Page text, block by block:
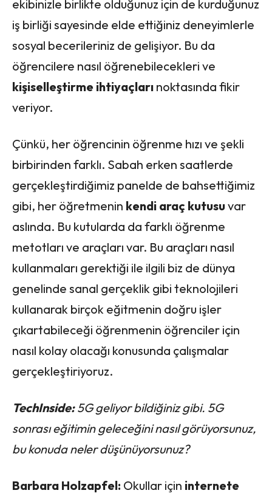
ekibinizle birlikte olduğunuz için de kurduğunuz
iş birliği sayesinde elde ettiğiniz deneyimlerle
sosyal becerileriniz de gelişiyor. Bu da
öğrencilere nasıl öğrenebilecekleri ve
kişiselleştirme ihtiyaçları noktasında fikir
veriyor.
Çünkü, her öğrencinin öğrenme hızı ve şekli
birbirinden farklı. Sabah erken saatlerde
gerçekleştirdiğimiz panelde de bahsettiğimiz
gibi, her öğretmenin kendi araç kutusuvar
aslında. Bu kutularda da farklı öğrenme
metotları ve araçları var. Bu araçları nasıl
kullanmaları gerektiği ile ilgili biz de dünya
genelinde sanal gerçeklik gibi teknolojileri
kullanarak birçok eğitmenin doğru işler
çıkartabileceği öğrenmenin öğrenciler için
nasıl kolay olacağı konusunda çalışmalar
gerçekleştiriyoruz.
TechInside:5G geliyor bildiğiniz gibi. 5G
sonrası eğitimin geleceğini nasıl görüyorsunuz,
bu konuda neler düşünüyorsunuz?
Barbara Holzapfel: Okullar için internete